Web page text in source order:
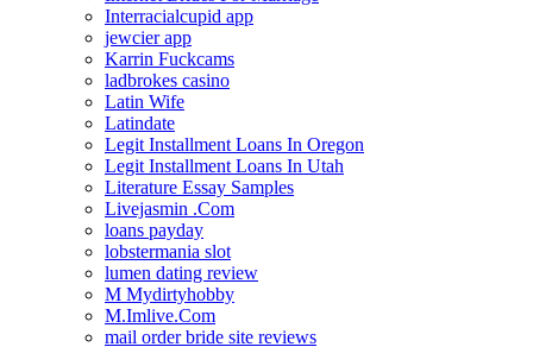
Interracialcupid app
jewcier app
Karrin Fuckcams
ladbrokes casino
Latin Wife
Latindate
Legit Installment Loans In Oregon
Legit Installment Loans In Utah
Literature Essay Samples
Livejasmin .Com
loans payday
lobstermania slot
lumen dating review
M Mydirtyhobby
M.Imlive.Com
mail order bride site reviews